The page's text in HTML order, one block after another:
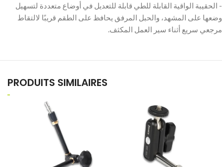
‫- الحقيبة الواقية القابلة للطي قابلة للتعديل في أوضاع متعددة لتسهيل
وضعها على المشهد، والحبل المرفق يحافظ على الطقم قريبًا لالتقاط
مرجعي سريع أثناء سير العمل المكثف.
PRODUITS SIMILAIRES